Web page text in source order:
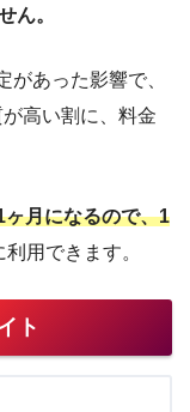
ん。
があった影響で、
高い割に、料金
月になるので、1
利用できます。
ト